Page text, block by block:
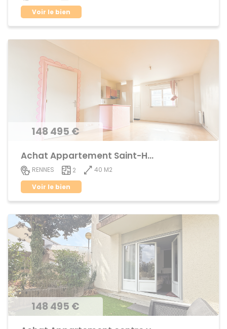
Voir le bien
148 495 €
Achat Appartement Saint-Helier
RENNES 2
40 M2
Voir le bien
148 495 €